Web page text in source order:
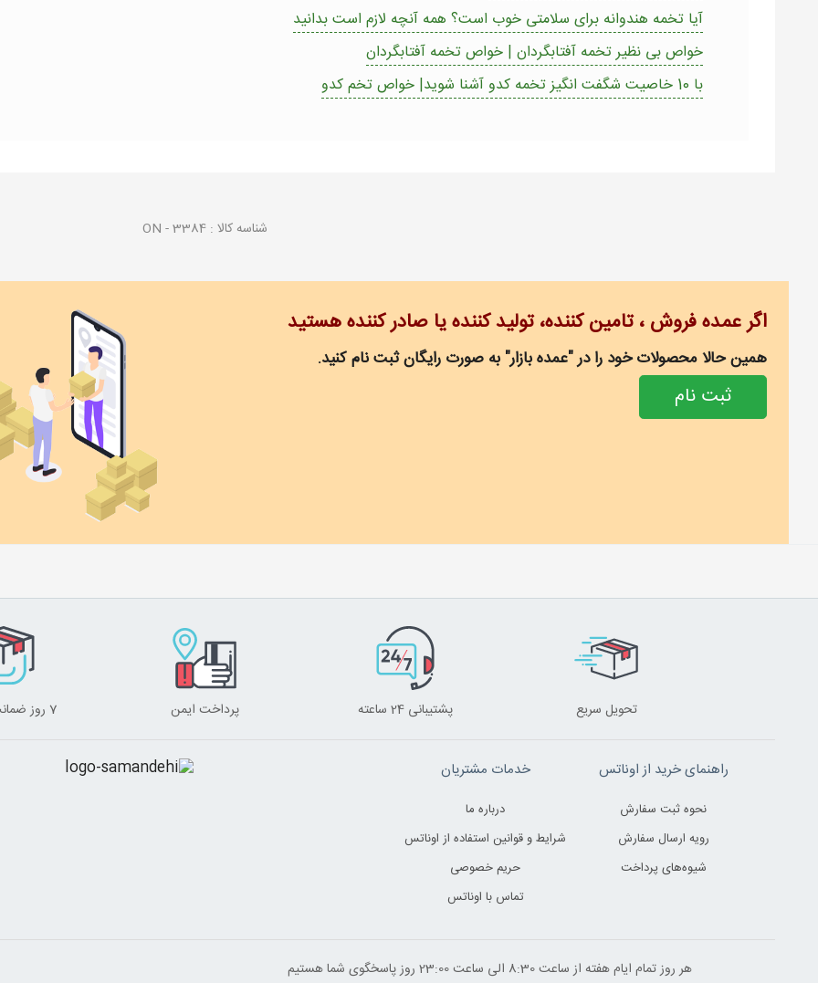
آیا تخمه هندوانه برای سلامتی خوب است؟ همه آنچه لازم است بدانید
خواص بی نظیر تخمه آفتابگردان | خواص تخمه آفتابگردان
با 10 خاصیت شگفت انگیز تخمه کدو آشنا شوید| خواص تخم کدو
شناسه کالا : ON - 3384
اگر عمده فروش ، تامین کننده، تولید کننده یا صادر کننده هستید
همین حالا محصولات خود را در "عمده بازار" به صورت رایگان ثبت نام کنید.
ثبت نام
تحویل سریع پشتیبانی 24 ساعته پرداخت ایمن 7 روز ضمانت برگشت
راهنمای خرید از اوناتس
نحوه ثبت سفارش
رویه ارسال سفارش
شیوه‌های پرداخت
خدمات مشتریان
درباره ما
شرایط و قوانین استفاده از اوناتس
حریم خصوصی
تماس با اوناتس
هر روز تمام ایام هفته از ساعت 8:30 الی ساعت 23:00 ‌روز پاسخگوی شما هستیم